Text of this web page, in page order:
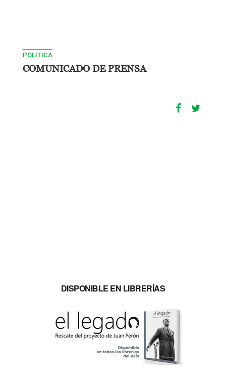
POLITICA
COMUNICADO DE PRENSA
DISPONIBLE EN LIBRERÍAS